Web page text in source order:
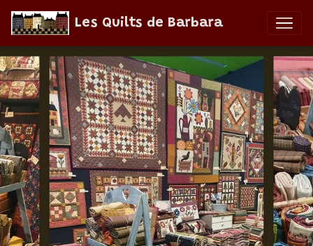
Les Quilts de Barbara